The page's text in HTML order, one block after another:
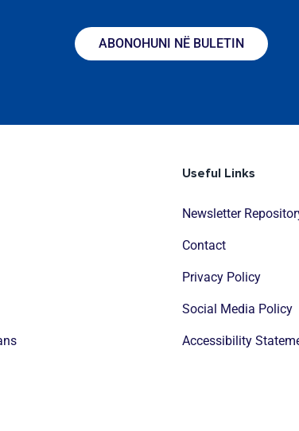
ABONOHUNI NË BULETIN
Useful Links
Newsletter
Contact
Privacy Policy
Social Media Policy
Accessibility